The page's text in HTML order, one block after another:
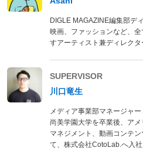
DIGLE MAGAZINE編集部デ
映画、ファッションなど、
すアーティスト兼ディレクタ
SUPERVISOR
川口竜生
メディア事業部マネージャ
尚美学園大学を卒業後、ア
マネジメント、動画コンテ
て、株式会社CotoLab.へ入